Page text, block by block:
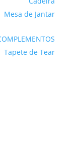
Mesa de Jantar
Tapete de Tear